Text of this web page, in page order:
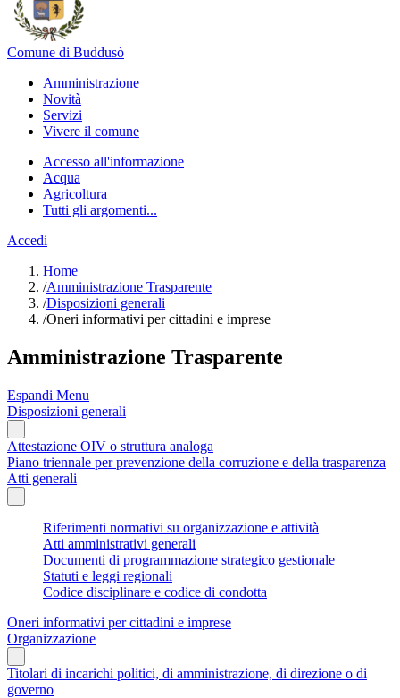
Comune di Buddusò
Amministrazione
Novità
Servizi
Vivere il comune
Accesso all'informazione
Acqua
Agricoltura
Tutti gli argomenti...
Accedi
Home
/Amministrazione Trasparente
/Disposizioni generali
/Oneri informativi per cittadini e imprese
Amministrazione Trasparente
Espandi Menu
Disposizioni generali
Attestazione OIV o struttura analoga
Piano triennale per prevenzione della corruzione e della trasparenza
Atti generali
Riferimenti normativi su organizzazione e attività
Atti amministrativi generali
Documenti di programmazione strategico gestionale
Statuti e leggi regionali
Codice disciplinare e codice di condotta
Oneri informativi per cittadini e imprese
Organizzazione
Titolari di incarichi politici, di amministrazione, di direzione o di
governo